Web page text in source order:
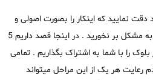
دقت نمایید که اینکار را بصورت اصولی و
قانونی انجام دهید که در آینده به مشکل بر نخورید . در اینجا قصد داریم 5
بلوک را با شما به اشتراک بگذاریم . تمامی
رعایت هر یک از این مراحل میتواند